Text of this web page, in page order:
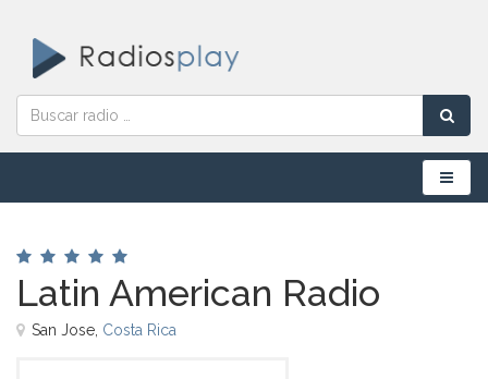
Menú
Latin American Radio
San Jose, Costa Rica